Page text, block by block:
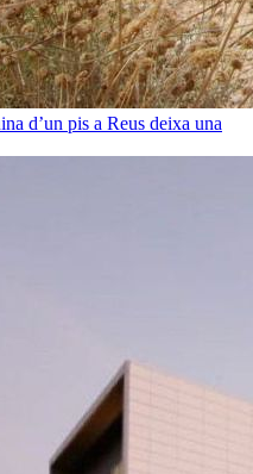
d’un pis a Reus deixa una